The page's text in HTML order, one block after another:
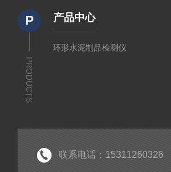
P
PRODUCTS
产品中心
环形水泥制品检测仪
联系电话：15311260326